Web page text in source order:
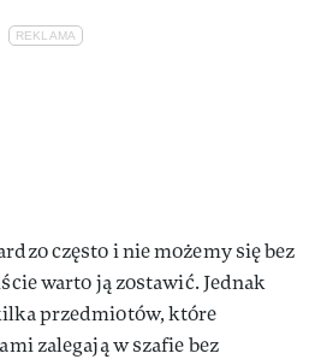
często i nie możemy się bez
warto ją zostawić. Jednak
przedmiotów, które
zalegają w szafie bez